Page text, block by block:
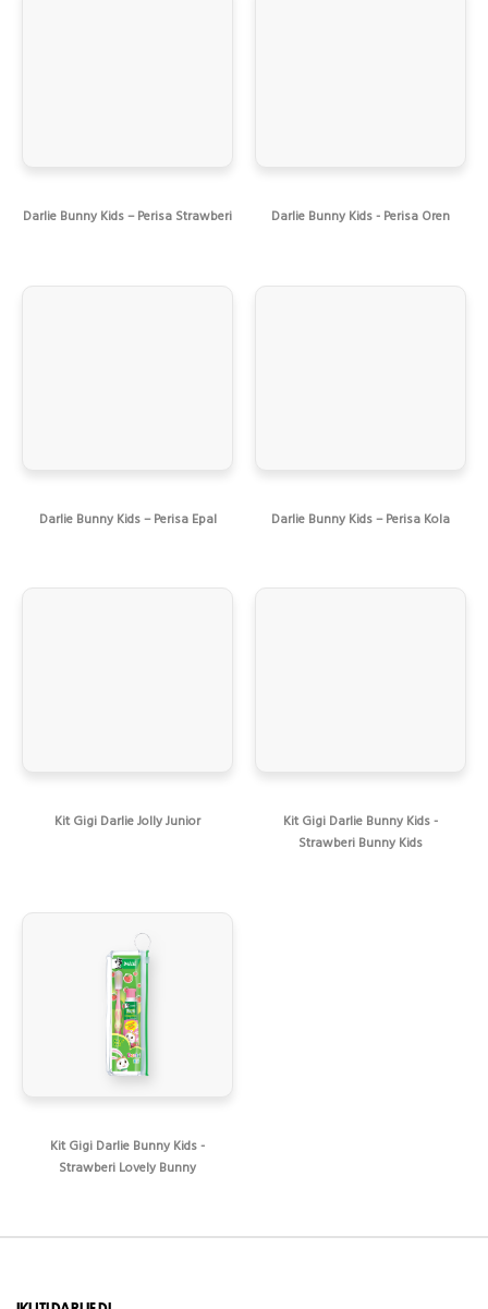
Darlie Bunny Kids – Perisa Strawberi Darlie Bunny Kids - Perisa Oren
Darlie Bunny Kids – Perisa Epal Darlie Bunny Kids – Perisa Kola
Kit Gigi Darlie Jolly Junior
Kit Gigi Darlie Bunny Kids -
Strawberi Bunny Kids
Kit Gigi Darlie Bunny Kids -
Strawberi Lovely Bunny